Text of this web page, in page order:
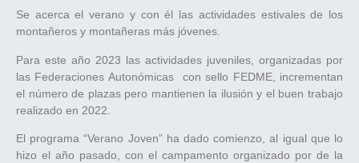
Se acerca el verano y con él las actividades estivales de los
montañeros y montañeras más jóvenes.
Para este año 2023 las actividades juveniles, organizadas por
las Federaciones Autonómicas con sello FEDME, incrementan
el número de plazas pero mantienen la ilusión y el buen trabajo
realizado en 2022.
El programa “Verano Joven” ha dado comienzo, al igual que lo
hizo el año pasado, con el campamento organizado por de la